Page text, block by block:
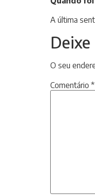
A última
O seu
Comentário *